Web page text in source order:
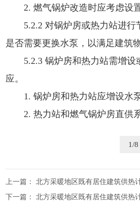
2. 燃气锅炉改造时应考虑设置
5.2.2 对锅炉房或热力站进行
是否需要更换水泵，以满足建筑
5.2.3 锅炉房和热力站需增设
应。
1. 锅炉房和热力站应增设水泵
2. 热力站和燃气锅炉房直供系
1/8
上一篇：
北方采暖地区既有居住建筑供热
下一篇：
北方采暖地区既有居住建筑供热